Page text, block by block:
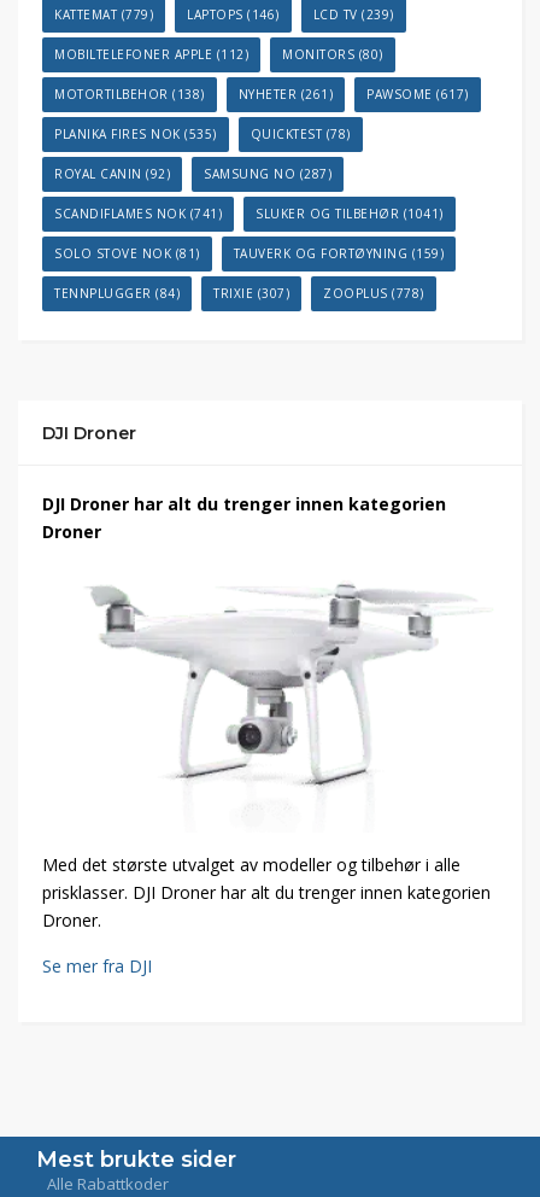
KATTEMAT(779) LAPTOPS (146) LCD TV (239)
MOBILTELEFONER APPLE (112) MONITORS (80)
MOTORTILBEHOR (138) NYHETER (261) PAWSOME (617)
PLANIKA FIRES NOK (535) QUICKTEST(78)
ROYAL CANIN (92) SAMSUNG NO (287)
SCANDIFLAMES NOK (741) SLUKER OG TILBEHØR (1041)
SOLO STOVE NOK (81) TAUVERK OG FORTØYNING (159)
TENNPLUGGER (84) TRIXIE (307) ZOOPLUS (778)
DJI Droner
DJI Droner har alt du trenger innen kategorien
Droner
Med det største utvalget av modeller og tilbehør i alle
prisklasser. DJI Droner har alt du trenger innen kategorien
Droner.
Se mer fra DJI
Mest brukte sider
Alle Rabattkoder